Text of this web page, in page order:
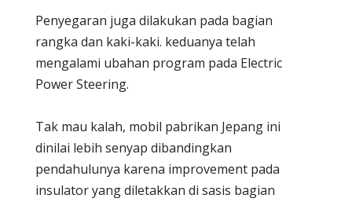
Penyegaran juga dilakukan pada bagian
rangka dan kaki-kaki. keduanya telah
mengalami ubahan program pada Electric
Power Steering.
Tak mau kalah, mobil pabrikan Jepang ini
dinilai lebih senyap dibandingkan
pendahulunya karena improvement pada
insulator yang diletakkan di sasis bagian